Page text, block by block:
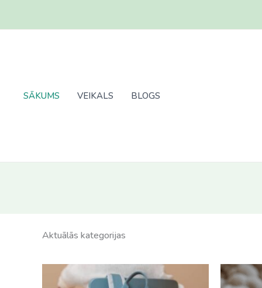
SĀKUMS VEIKALS BLOGS
Aktuālās kategorijas